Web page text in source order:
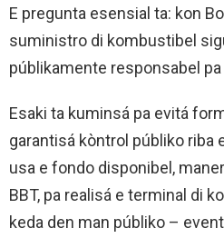
E pregunta esensial ta: kon
suministro di kombustibel
públikamente responsabel
Esaki ta kuminsá pa evitá
garantisá kòntrol públiko riba
usa e fondo disponibel,
BBT, pa realisá e terminal di
keda den man públiko –